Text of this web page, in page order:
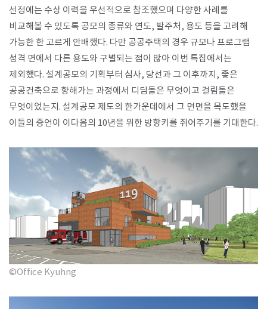
선정에는 수상 이력을 우선적으로 참조했으며 다양한 사례를
비교해볼 수 있도록 공모의 종류와 연도, 발주처, 용도 등을 고려해
가능한 한 고르게 안배했다. 다만 공공주택의 경우 규모나 프로그램
성격 면에서 다른 용도와 구별되는 점이 많아 이번 특집에서는
제외했다. 설계공모의 기획부터 심사, 당선과 그 이후까지, 좋은
공공건축으로 향해가는 과정에서 디딤돌은 무엇이고 걸림돌은
무엇이었는지. 설계공모 제도의 한가운데에서 그 면면을 목도했을
이들의 증언이 이다음의 10년을 위한 방향키를 쥐어주기를 기대한다.
©Office Kyuhng